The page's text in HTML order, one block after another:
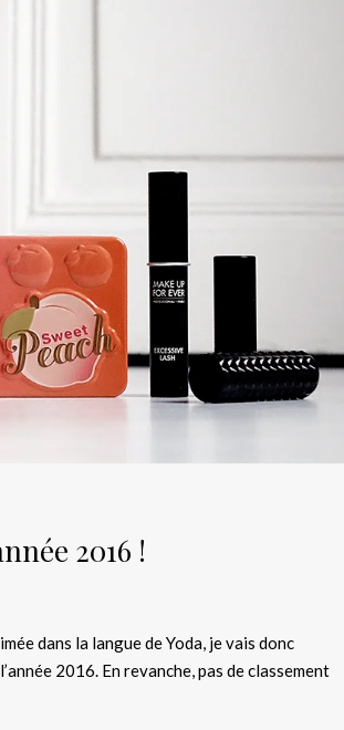
2016 !
dans la langue de Yoda, je vais donc
2016. En revanche, pas de classement